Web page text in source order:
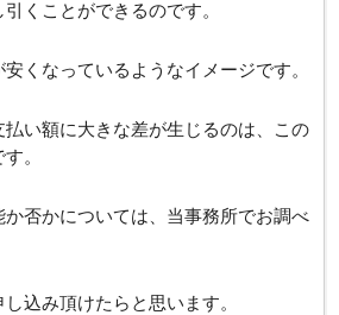
くことができるのです。
くなっているようなイメージです。
い額に大きな差が生じるのは、この
。
否かについては、当事務所でお調べ
込み頂けたらと思います。